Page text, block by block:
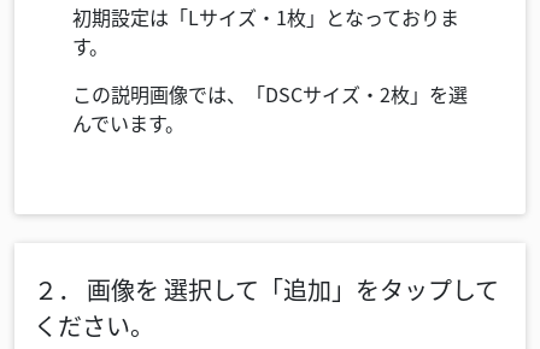
初期設定は「Lサイズ・1枚」となっておりま
す。
この説明画像では、「DSCサイズ・2枚」を選
んでいます。
２． 画像を 選択して「追加」をタップして
ください。